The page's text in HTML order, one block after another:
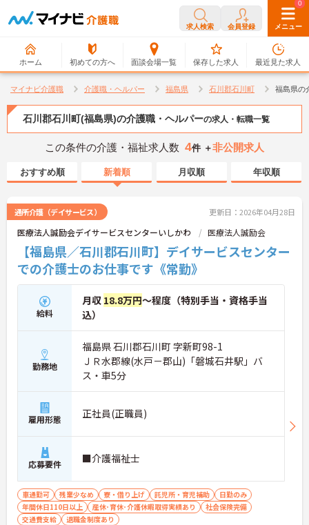
求人検索 会員登録 メニュー
ホーム 初めての方へ 面談会場一覧
0
保存した求人
0
最近見た求人
マイナビ介護職 介護職・ヘルパー 福島県 石川郡石川町 福島県の
石川郡石川町(福島県)の介護職・ヘルパーの求人・転職一覧
この条件の介護・福祉求人数 4件 ＋非公開求人
おすすめ順 新着順 月収順 年収順
通所介護（デイサービス） 更新日：2026年04月28日
医療法人誠励会デイサービスセンターいしかわ 医療法人誠励会
【福島県／石川郡石川町】デイサービスセンター
での介護士のお仕事です《常勤》
給料
月収 18.8万円～程度（特別手当・資格手当
込）
勤務地
福島県 石川郡石川町 字新町98-1
ＪＲ水郡線(水戸－郡山)「磐城石井駅」バ
ス・車5分
雇用形態 正社員(正職員)
応募要件 ■介護福祉士
車通勤可 残業少なめ 寮・借り上げ 託児所・育児補助
日勤のみ
年間休日110日以上
産休･育休･介護休暇取得実績あり
社会保険完備
交通費支給
退職金制度あり